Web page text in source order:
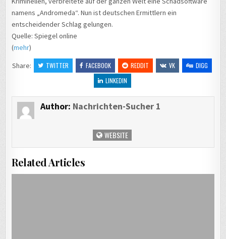
namens „Andromeda“. Nun ist deutschen Ermittlern ein
entscheidender Schlag gelungen.
Quelle: Spiegel online
(mehr)
Share:
TWITTER FACEBOOK REDDIT VK
DIGG
LINKEDIN
Author: Nachrichten-Sucher 1
WEBSITE
Related Articles